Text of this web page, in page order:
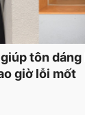
tôn dáng
giờ lỗi mốt